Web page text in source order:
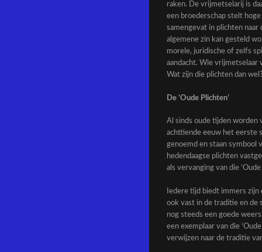
raken. De vrijmetselarij is
een broederschap stelt
samengevat in plichten naar
algemene zin kan gesteld
morele, juridische of zelfs
aandacht. Wie vrijmetselaar
Wat zijn die plichten dan
De ‘Oude Plichten’
Al sinds oude tijden worden
achttiende eeuw het eerste
genoemd en staan symbool
hedendaagse plichten
als vervanging van die ‘Oude
Iedere tijd biedt immers
ook vast in de traditie en de
nog steeds een goede
een exemplaar van die
verwijzen naar de traditie